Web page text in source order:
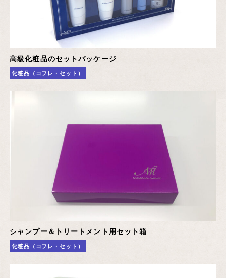
高級化粧品のセットパッケージ
化粧品（コフレ・セット）
シャンプー＆トリートメント用セット箱
化粧品（コフレ・セット）